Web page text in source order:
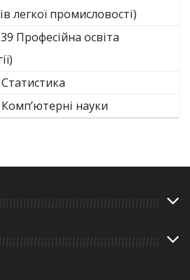
легкої промисловості)
Професійна освіта
науки